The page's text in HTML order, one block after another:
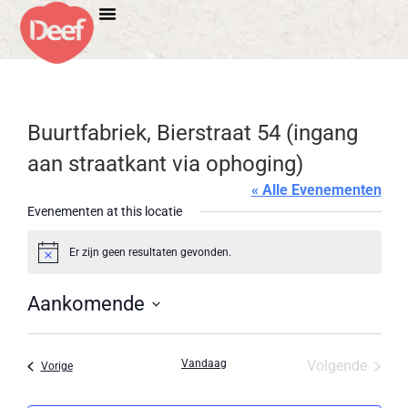
Buurtfabriek, Bierstraat 54 (ingang
aan straatkant via ophoging)
« Alle Evenementen
Evenementen at this locatie
BerichtEr zijn geen resultaten gevonden.
Aankomende
een
VorigeEvenementen Vandaag Volgende